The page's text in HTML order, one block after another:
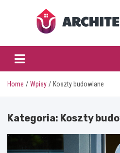
Home Wpisy Koszty budowlane
Kategoria: Koszty